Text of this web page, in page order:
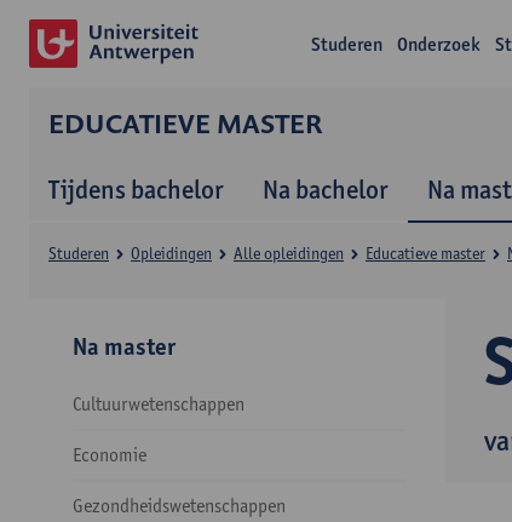
Studeren Onderzoek
EDUCATIEVE MASTER
Tijdens bachelor Na bachelor Na
Studeren Opleidingen Alle opleidingen Educatieve master
Na master
Cultuurwetenschappen
Economie
Gezondheidswetenschappen